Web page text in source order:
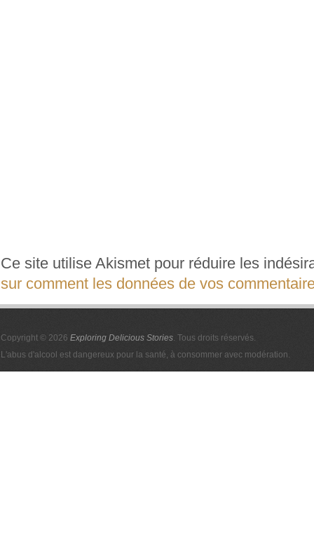
Ce site utilise Akismet pour réduire les
sur comment les données de vos
Copyright © 2026 Exploring Delicious Stories. Tous droits réservés.
L'abus d'alcool est dangereux pour la santé, à consommer avec modération.